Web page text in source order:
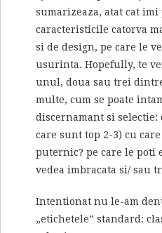
sumarizeaza, atat cat
caracteristicile catorva
si de design, pe care le
usurinta. Hopefully, te
unul, doua sau trei
multe, cum se poate
discernamant si selectie:
care sunt top 2-3) cu
puternic? pe care le poti
vedea imbracata si/ sau
Intentionat nu le-am
„etichetele” standard: